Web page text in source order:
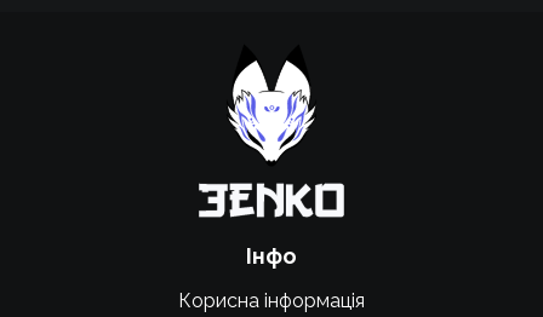
крутих нововведень
Підтримати проєкт
Інфо
Корисна інформація